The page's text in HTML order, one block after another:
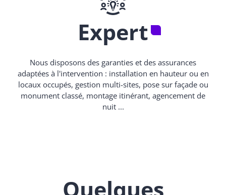
Expert
Nous disposons des garanties et des assurances
adaptées à l'intervention : installation en hauteur ou en
locaux occupés, gestion multi-sites, pose sur façade ou
monument classé, montage itinérant, agencement de
nuit ...